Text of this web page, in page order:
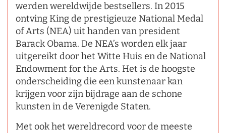
werden wereldwijde bestsellers. In 2015
ontving King de prestigieuze National Medal
of Arts (NEA) uit handen van president
Barack Obama. De NEA’s worden elk jaar
uitgereikt door het Witte Huis en de National
Endowment for the Arts. Het is de hoogste
onderscheiding die een kunstenaar kan
krijgen voor zijn bijdrage aan de schone
kunsten in de Verenigde Staten.
Met ook het wereldrecord voor de meeste